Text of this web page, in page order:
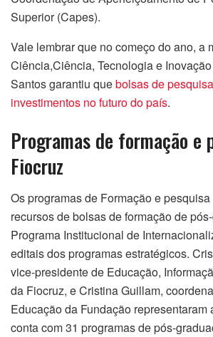
Superior (Capes).
Vale lembrar que no começo do ano, a
Ciência,Ciência, Tecnologia e
Santos garantiu quebolsas de
investimentos no futuro do país.
Programas de formação e
Fiocruz
Os programas de Formação e
recursos de bolsas de formação de
Programa Institucional de
editais dos programas estratégicos.
vice-presidente de Educação,
da Fiocruz, e Cristina Guillam,
Educação da Fundação representaram
conta com 31 programas de pós-